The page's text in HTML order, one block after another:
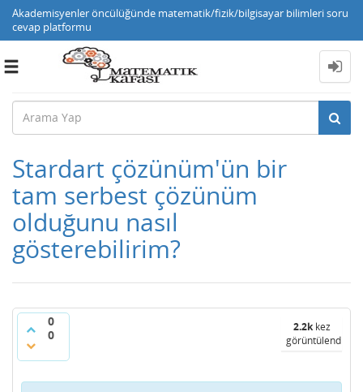
Akademisyenler öncülüğünde matematik/fizik/bilgisayar bilimleri soru
cevap platformu
Toggle
Stardart çözünüm'ün bir
tam serbest çözünüm
olduğunu nasıl
gösterebilirim?
0
0
2.2kkez
görüntülendi